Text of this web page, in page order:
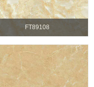
FT89108